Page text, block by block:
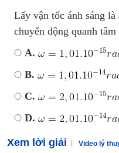
Lấy vận tốc ánh sáng là
chuyển động quanh
A.
B.
C.
D.
Xem lời giải Video lý